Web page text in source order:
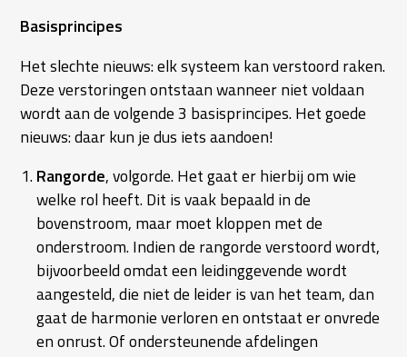
Basisprincipes
Het slechte nieuws: elk systeem kan verstoord raken.
Deze verstoringen ontstaan wanneer niet voldaan
wordt aan de volgende 3 basisprincipes. Het goede
nieuws: daar kun je dus iets aandoen!
Rangorde, volgorde. Het gaat er hierbij om wie
welke rol heeft. Dit is vaak bepaald in de
bovenstroom, maar moet kloppen met de
onderstroom. Indien de rangorde verstoord wordt,
bijvoorbeeld omdat een leidinggevende wordt
aangesteld, die niet de leider is van het team, dan
gaat de harmonie verloren en ontstaat er onvrede
en onrust. Of ondersteunende afdelingen